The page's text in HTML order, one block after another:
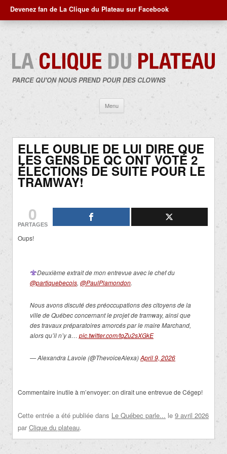
Devenez fan de La Clique du Plateau sur Facebook
PARCE QU'ON NOUS PREND POUR DES CLOWNS
Menu
contenu
ELLE OUBLIE DE LUI DIRE QUE
LES GENS DE QC ONT VOTÉ 2
ÉLECTIONS DE SUITE POUR LE
TRAMWAY!
0
PARTAGES
Oups!
Deuxième extrait de mon entrevue avec le chef du
@partiquebecois, @PaulPlamondon.
Nous avons discuté des préoccupations des citoyens de la
ville de Québec concernant le projet de tramway, ainsi que
des travaux préparatoires amorcés par le maire Marchand,
alors qu’il n’y a… pic.twitter.com/tqZu2sXGkE
— Alexandra Lavoie (@ThevoiceAlexa)April 9, 2026
Commentaire inutile à m’envoyer: on dirait une entrevue de Cégep!
Cette entrée a été publiée dans Le Québec parle... le 9 avril 2026
par Clique du plateau.